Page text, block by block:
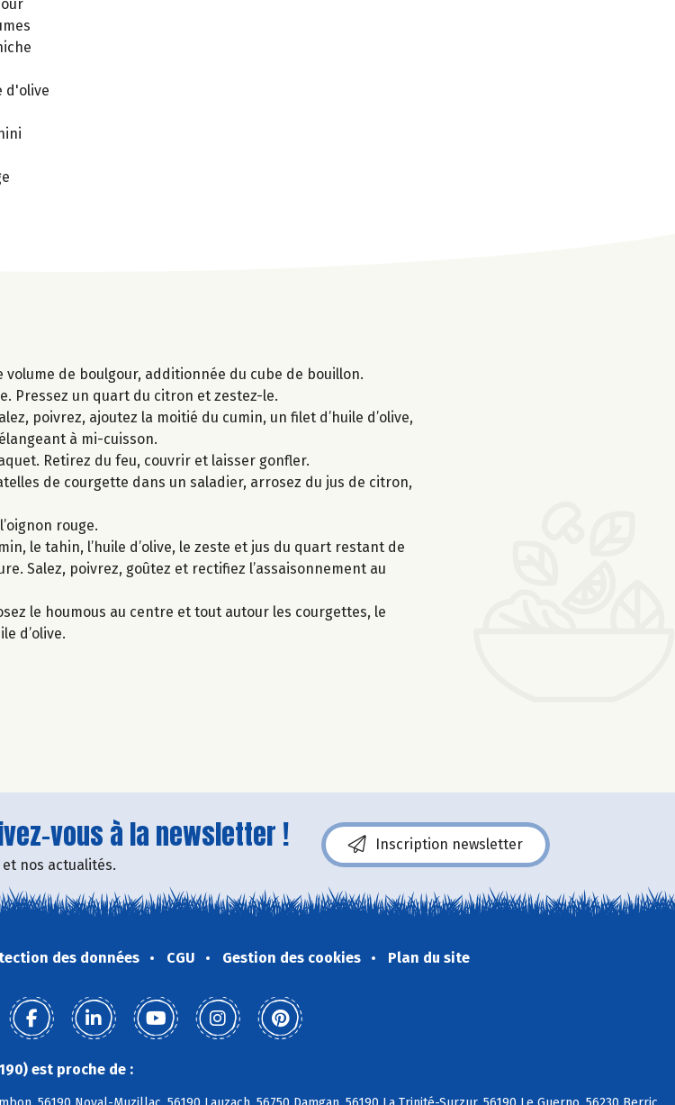
d'olive
volume de boulgour, additionnée du cube de bouillon.
Pressez un quart du citron et zestez-le.
poivrez, ajoutez la moitié du cumin, un filet d’huile d’olive,
à mi-cuisson.
Retirez du feu, couvrir et laisser gonfler.
de courgette dans un saladier, arrosez du jus de citron,
rouge.
le tahin, l’huile d’olive, le zeste et jus du quart restant de
Salez, poivrez, goûtez et rectifiez l’assaisonnement au
le houmous au centre et tout autour les courgettes, le
d’olive.
vous à la newsletter !
nos actualités.
Inscription newsletter
des données CGU Gestion des cookies Plan du site
est proche de :